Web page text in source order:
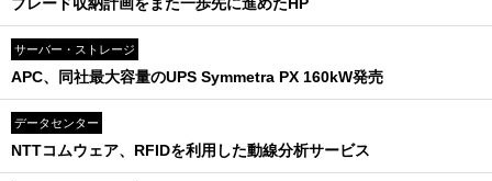
サーバー・ストレージ
APC、同社最大容量のUPS Symmetra PX 160kW発売
データセンター
NTTコムウェア、RFIDを利用した動線分析サービス